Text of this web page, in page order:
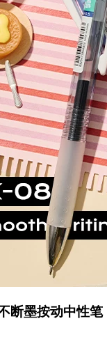
断墨按动中性笔